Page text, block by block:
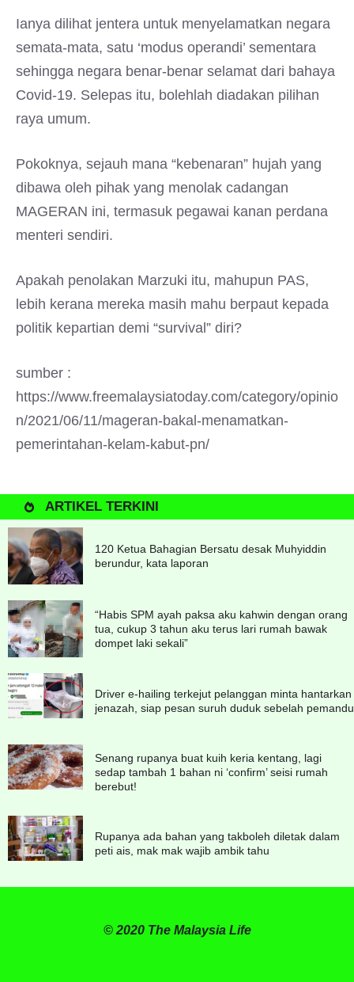
Ianya dilihat jentera untuk menyelamatkan negara
semata-mata, satu ‘modus operandi’ sementara
sehingga negara benar-benar selamat dari bahaya
Covid-19. Selepas itu, bolehlah diadakan pilihan
raya umum.
Pokoknya, sejauh mana “kebenaran” hujah yang
dibawa oleh pihak yang menolak cadangan
MAGERAN ini, termasuk pegawai kanan perdana
menteri sendiri.
Apakah penolakan Marzuki itu, mahupun PAS,
lebih kerana mereka masih mahu berpaut kepada
politik kepartian demi “survival” diri?
sumber :
https://www.freemalaysiatoday.com/category/opinio
n/2021/06/11/mageran-bakal-menamatkan-
pemerintahan-kelam-kabut-pn/
ARTIKEL TERKINI
120 Ketua Bahagian Bersatu desak Muhyiddin
berundur, kata laporan
“Habis SPM ayah paksa aku kahwin dengan orang
tua, cukup 3 tahun aku terus lari rumah bawak
dompet laki sekali”
Driver e-hailing terkejut pelanggan minta hantarkan
jenazah, siap pesan suruh duduk sebelah pemandu
Senang rupanya buat kuih keria kentang, lagi
sedap tambah 1 bahan ni ‘confirm’ seisi rumah
berebut!
Rupanya ada bahan yang takboleh diletak dalam
peti ais, mak mak wajib ambik tahu
© 2020 The Malaysia Life